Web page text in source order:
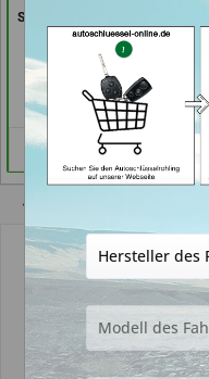
Shoes & Keys by Eski (in
Erlangen)
Händlerprofil